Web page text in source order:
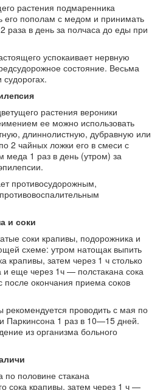
растения подмаренника
его пополам с медом и принимать
раза в день за полчаса до еды при
успокаивает нервную
состояние. Весьма
растения вероники
ее можно использовать
длиннолистную, дубравную или
2 чайных ложки его в смеси с
меда 1 раз в день (утром) за
противосудорожным,
и соки
соки крапивы, подорожника и
схеме: утром натощак выпить
крапивы, затем через 1 ч столько
и еще через 1ч — полстакана сока
после окончания приема соков
проводить с мая по
Паркинсона 1 раз в 10—15 дней.
из организма больного
по половине стакана
сока крапивы, затем через 1 ч —